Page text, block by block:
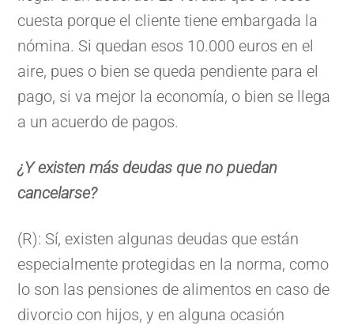
cuesta porque el cliente tiene embargada la
nómina. Si quedan esos 10.000 euros en el
aire, pues o bien se queda pendiente para el
pago, si va mejor la economía, o bien se llega
a un acuerdo de pagos.
¿Y existen más deudas que no puedan
cancelarse?
(R): Sí, existen algunas deudas que están
especialmente protegidas en la norma, como
lo son las pensiones de alimentos en caso de
divorcio con hijos, y en alguna ocasión